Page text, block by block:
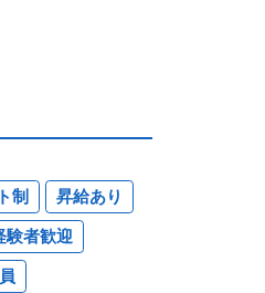
制
昇給あり
験者歓迎